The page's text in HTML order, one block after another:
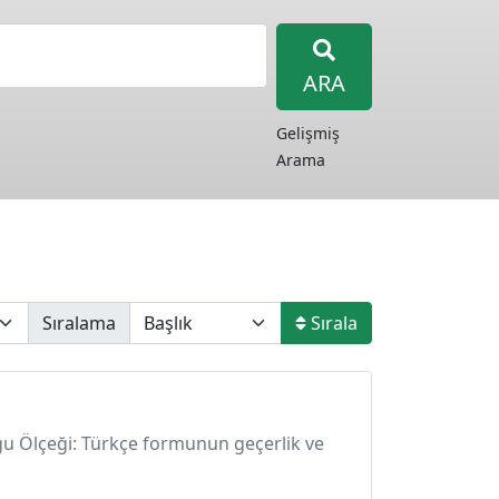
ARA
Gelişmiş
Arama
Sıralama Sırala
Ölçeği: Türkçe formunun geçerlik ve